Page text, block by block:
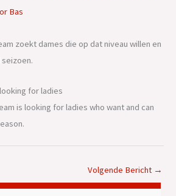
Bas
zoekt dames die op dat niveau willen en
for ladies
is looking for ladies who want and can
Volgende Bericht →